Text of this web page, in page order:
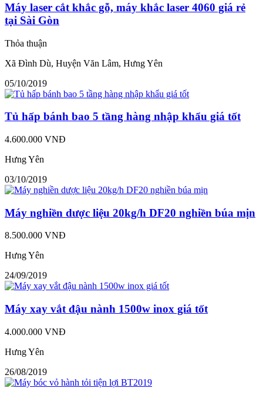
Máy laser cắt khắc gỗ, máy khắc laser 4060 giá rẻ
tại Sài Gòn
Thỏa thuận
Xã Đình Dù, Huyện Văn Lâm, Hưng Yên
05/10/2019
Tủ hấp bánh bao 5 tầng hàng nhập khẩu giá tốt
4.600.000 VNĐ
Hưng Yên
03/10/2019
Máy nghiền dược liệu 20kg/h DF20 nghiền búa mịn
8.500.000 VNĐ
Hưng Yên
24/09/2019
Máy xay vắt đậu nành 1500w inox giá tốt
4.000.000 VNĐ
Hưng Yên
26/08/2019